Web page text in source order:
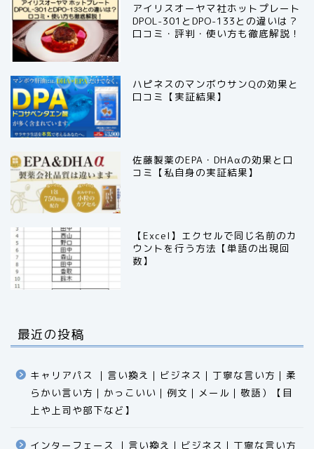
アイリスオーヤマ社ホットプレート
DPOL-301とDPO-133との違いは？
口コミ・評判・使い方も徹底解説！
ハピネスのマンボウサンQの効果と
口コミ【実証結果】
佐藤製薬のEPA・DHAαの効果と口
コミ【私自身の実証結果】
【Excel】エクセルで同じ名前のカ
ウントを行う方法【単語の出現回
数】
最近の投稿
キャリアパス ｜言い換え｜ビジネス｜丁寧な言い方｜柔
らかい言い方｜かっこいい｜例文｜メール｜敬語）【目
上や上司や部下など】​​​​​​​​​​​​​​​​
インターフェース ｜言い換え｜ビジネス｜丁寧な言い方